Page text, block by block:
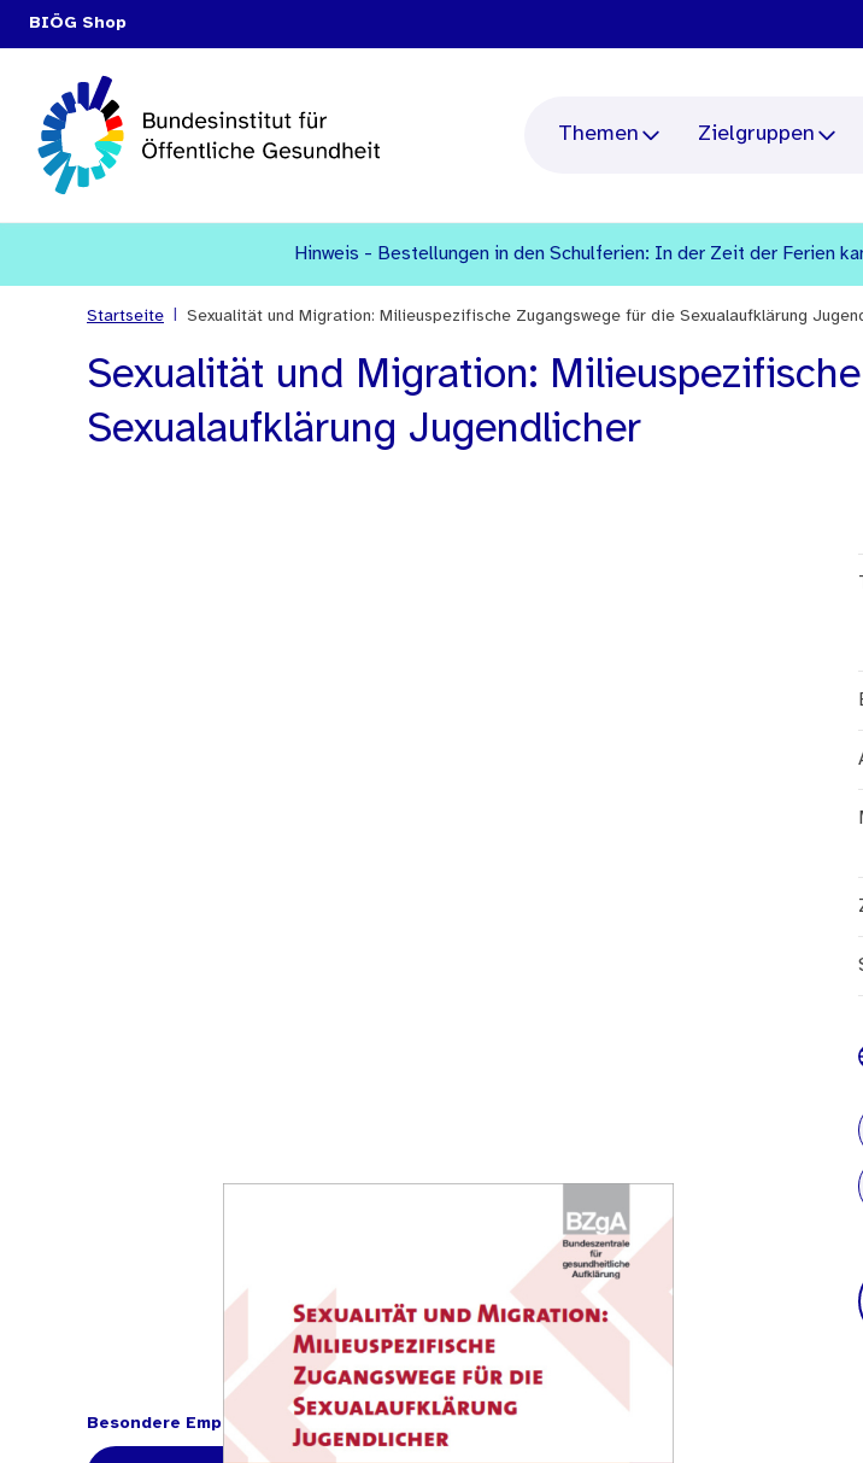
BIÖG Shop
Themen Zielgruppen
Hinweis - Bestellungen in den Schulferien: In der Zeit der Ferien
Startseite Sexualität und Migration: Milieuspezifische Zugangswege für die Sexualaufklärung
Sexualität und Migration:
Sexualaufklärung Jugendlicher
Besondere Empfehlung für: